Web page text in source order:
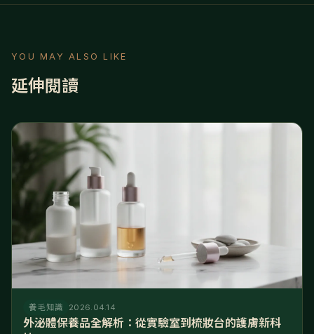
YOU MAY ALSO LIKE
延伸閱讀
養毛知識 2026.04.14
外泌體保養品全解析：從實驗室到梳妝台的護膚新科